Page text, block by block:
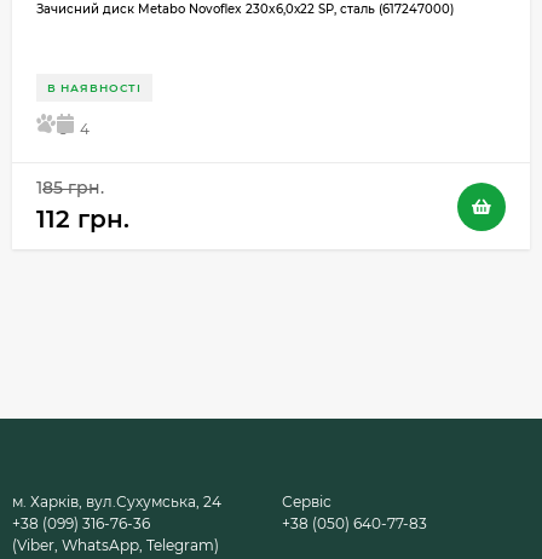
Зачисний диск Metabo Novoflex 230x6,0х22 SP, сталь (617247000)
В НАЯВНОСТІ
5 4
185 грн.
112 грн.
м. Харків, вул.Сухумська, 24
+38 (099) 316-76-36
(Viber, WhatsApp, Telegram)
Сервіс
+38 (050) 640-77-83